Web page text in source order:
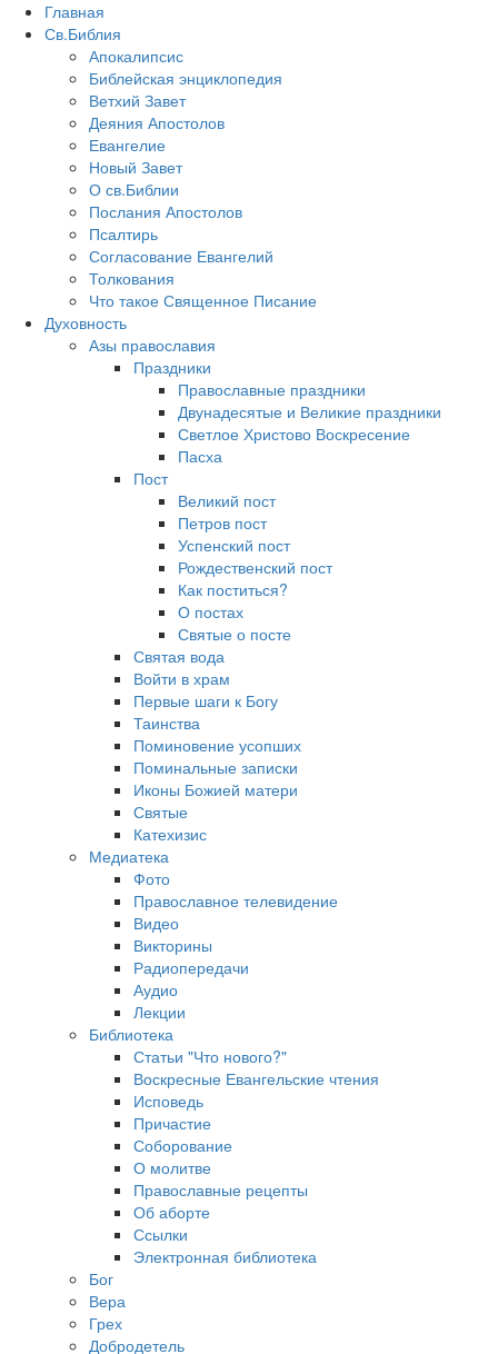
Главная
Св.Библия
Апокалипсис
Библейская энциклопедия
Ветхий Завет
Деяния Апостолов
Евангелие
Новый Завет
О св.Библии
Послания Апостолов
Псалтирь
Согласование Евангелий
Толкования
Что такое Священное Писание
Духовность
Азы православия
Праздники
Православные праздники
Двунадесятые и Великие праздники
Светлое Христово Воскресение
Пасха
Пост
Великий пост
Петров пост
Успенский пост
Рождественский пост
Как поститься?
О постах
Святые о посте
Святая вода
Войти в храм
Первые шаги к Богу
Таинства
Поминовение усопших
Поминальные записки
Иконы Божией матери
Святые
Катехизис
Медиатека
Фото
Православное телевидение
Видео
Викторины
Радиопередачи
Аудио
Лекции
Библиотека
Статьи "Что нового?"
Воскресные Евангельские чтения
Исповедь
Причастие
Соборование
О молитве
Православные рецепты
Об аборте
Ссылки
Электронная библиотека
Бог
Вера
Грех
Добродетель